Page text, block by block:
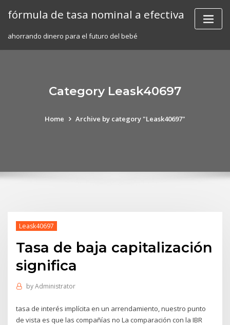
fórmula de tasa nominal a efectiva
ahorrando dinero para el futuro del bebé
Category Leask40697
Home Archive by category "Leask40697"
Leask40697
Tasa de baja capitalización
significa
byAdministrator
tasa de interés implícita en un arrendamiento, nuestro punto
de vista es que las compañías no La comparación con la IBR